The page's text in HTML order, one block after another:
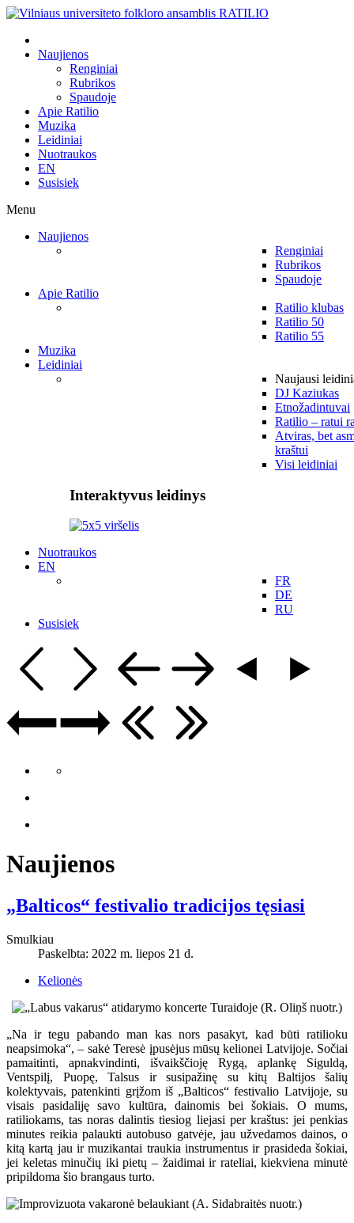
Naujienos
Renginiai
Rubrikos
Spaudoje
Apie Ratilio
Muzika
Leidiniai
Nuotraukos
EN
Susisiek
Menu
Naujienos
Renginiai
Rubrikos
Spaudoje
Apie Ratilio
Ratilio klubas
Ratilio 50
Ratilio 55
Muzika
Leidiniai
Naujausi
DJ Kaziukas
Etnožadintuvai
Ratilio – ratui
Atviras, bet
kraštui
Visi leidiniai
Interaktyvus leidinys
Nuotraukos
EN
FR
DE
RU
Susisiek
Naujienos
„Balticos“ festivalio tradicijos tęsiasi
Smulkiau
Paskelbta: 2022 m. liepos 21 d.
Kelionės
„Na ir tegu pabando man kas nors pasakyt, kad būti ratilioku
neapsimoka“, – sakė Teresė įpusėjus mūsų kelionei Latvijoje. Sočiai
pamaitinti, apnakvindinti, išvaikščioję Rygą, aplankę Siguldą,
Ventspilį, Puopę, Talsus ir susipažinę su kitų Baltijos šalių
kolektyvais, patenkinti grįžom iš „Balticos“ festivalio Latvijoje, su
visais pasidaliję savo kultūra, dainomis bei šokiais. O mums,
ratiliokams, tas noras dalintis tiesiog liejasi per kraštus: jei penkias
minutes reikia palaukti autobuso gatvėje, jau užvedamos dainos, o
kitą kartą jau ir muzikantai traukia instrumentus ir prasideda šokiai,
jei keletas minučių iki pietų – žaidimai ir rateliai, kiekviena minutė
pripildoma šio brangaus turto.